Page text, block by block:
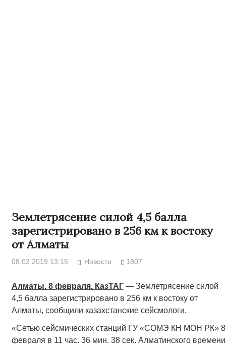
Землетрясение силой 4,5 балла
зарегистрировано в 256 км к востоку
от Алматы
08.02.2019 13:15 Новости 1807
Алматы. 8 февраля. КазТАГ— Землетрясение силой
4,5 балла зарегистрировано в 256 км к востоку от
Алматы, сообщили казахстанские сейсмологи.
«Сетью сейсмических станций ГУ «СОМЭ КН МОН РК» 8
февраля в 11 час. 36 мин. 38 сек. Алматинского времени